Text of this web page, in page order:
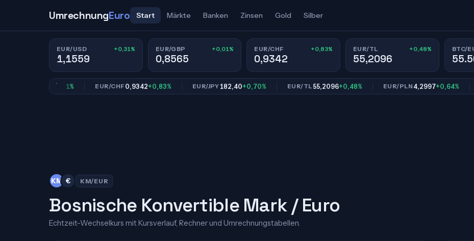
UmrechnungEuro Start Märkte Banken Zinsen Gold Silber
EUR/USD +0,31%
1,1559
EUR/GBP +0,01%
0,8565
EUR/CHF +0,83%
0,9342
EUR/TL +0,48%
55,2096
BTC/
+0,01% EUR/CHF0,9342+0,83% EUR/JPY 182,40+0,70% EUR/TL55,2096+0,48% EUR/PLN4,2997+0,64%
KM € KM/EUR
Bosnische Konvertible Mark / Euro
Echtzeit-Wechselkurs mit Kursverlauf, Rechner und Umrechnungstabellen.